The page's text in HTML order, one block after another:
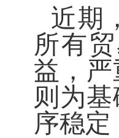
近期
所有
益，
则为
序稳